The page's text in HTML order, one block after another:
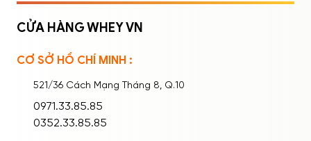
Ghi nhớ mật khẩu
CỬA HÀNG WHEY VN
CƠ SỞ HỒ CHÍ MINH :
521/36 Cách Mạng Tháng 8, Q.10
0971.33.85.85
0352.33.85.85